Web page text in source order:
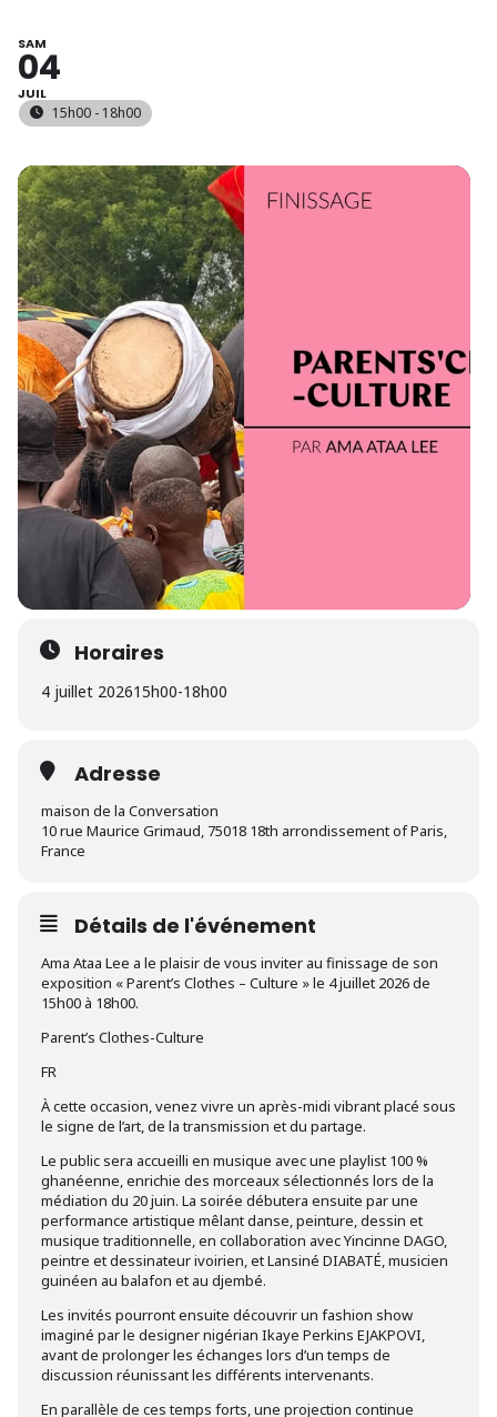
SAM
04
JUIL
15h00 - 18h00
Horaires
4 juillet 202615h00-18h00
Adresse
maison de la Conversation
10 rue Maurice Grimaud, 75018 18th arrondissement of Paris,
France
Détails de l'événement
Ama Ataa Lee a le plaisir de vous inviter au finissage de son
exposition « Parent’s Clothes – Culture » le 4 juillet 2026 de
15h00 à 18h00.
Parent’s Clothes-Culture
FR
À cette occasion, venez vivre un après-midi vibrant placé sous
le signe de l’art, de la transmission et du partage.
Le public sera accueilli en musique avec une playlist 100 %
ghanéenne, enrichie des morceaux sélectionnés lors de la
médiation du 20 juin. La soirée débutera ensuite par une
performance artistique mêlant danse, peinture, dessin et
musique traditionnelle, en collaboration avec Yincinne DAGO,
peintre et dessinateur ivoirien, et Lansiné DIABATÉ, musicien
guinéen au balafon et au djembé.
Les invités pourront ensuite découvrir un fashion show
imaginé par le designer nigérian Ikaye Perkins EJAKPOVI,
avant de prolonger les échanges lors d’un temps de
discussion réunissant les différents intervenants.
En parallèle de ces temps forts, une projection continue